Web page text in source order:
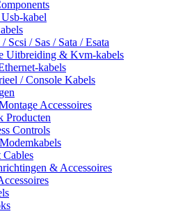
kabel
Scsi / Sas / Sata / Esata
Uitbreiding & Kvm-kabels
kabels
/ Console Kabels
Accessoires
Producten
Controls
& Accessoires